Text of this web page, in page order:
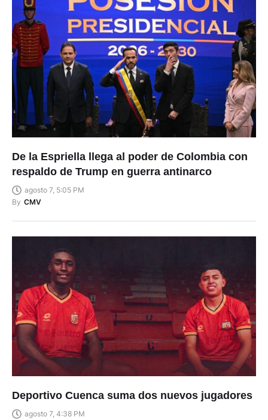
De la Espriella llega al poder de Colombia con
respaldo de Trump en guerra antinarco
agosto 7, 5:05 PM
By CMV
Deportivo Cuenca suma dos nuevos jugadores
agosto 7, 4:38 PM